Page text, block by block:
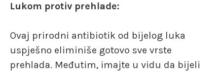
Lukom protiv prehlade:
Ovaj prirodni antibiotik od bijelog luka
uspješno eliminiše gotovo sve vrste
prehlada. Međutim, imajte u vidu da bijeli